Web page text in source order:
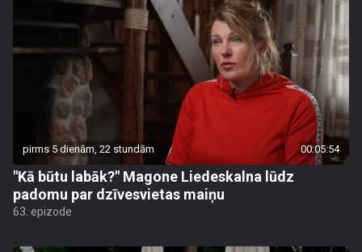
pirms 5 dienām, 22 stundām 00:05:54
"Kā būtu labāk?" Magone Liedeskalna lūdz
padomu par dzīvesvietas maiņu
63. epizode